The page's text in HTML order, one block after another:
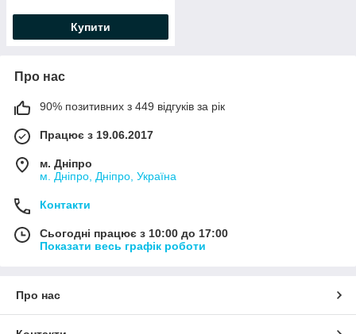
Купити
Про нас
90% позитивних з 449 відгуків за рік
Працює з 19.06.2017
м. Дніпро
м. Дніпро, Дніпро, Україна
Контакти
Сьогодні працює з 10:00 до 17:00
Показати весь графік роботи
Про нас